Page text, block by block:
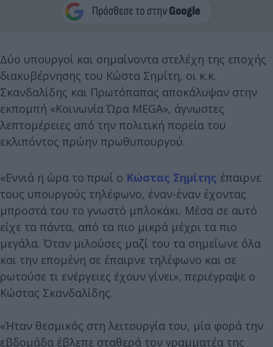
Δύο υπουργοί και σημαίνοντα στελέχη της εποχής
διακυβέρνησης του Κώστα Σημίτη, οι κ.κ.
Σκανδαλίδης και Πρωτόπαπας αποκάλυψαν στην
εκπομπή «Κοινωνία Ώρα MEGA», άγνωστες
λεπτομέρειες από την πολιτική πορεία του
εκλιπόντος πρώην πρωθυπουργού.
«Εννιά η ώρα το πρωί ο Κώστας Σημίτης έπαιρνε
τους υπουργούς τηλέφωνο, έναν-έναν έχοντας
μπροστά του το γνωστό μπλοκάκι. Μέσα σε αυτό
είχε τα πάντα, από τα πιο μικρά μέχρι τα πιο
μεγάλα. Όταν μιλούσες μαζί του τα σημείωνε όλα
και την επομένη σε έπαιρνε τηλέφωνο και σε
ρωτούσε τι ενέργειες έχουν γίνει», περιέγραψε ο
Κώστας Σκανδαλίδης.
«Ήταν θεσμικός στη λειτουργία του, μία φορά την
εβδομάδα έβλεπε σταθερά τον γραμματέα της